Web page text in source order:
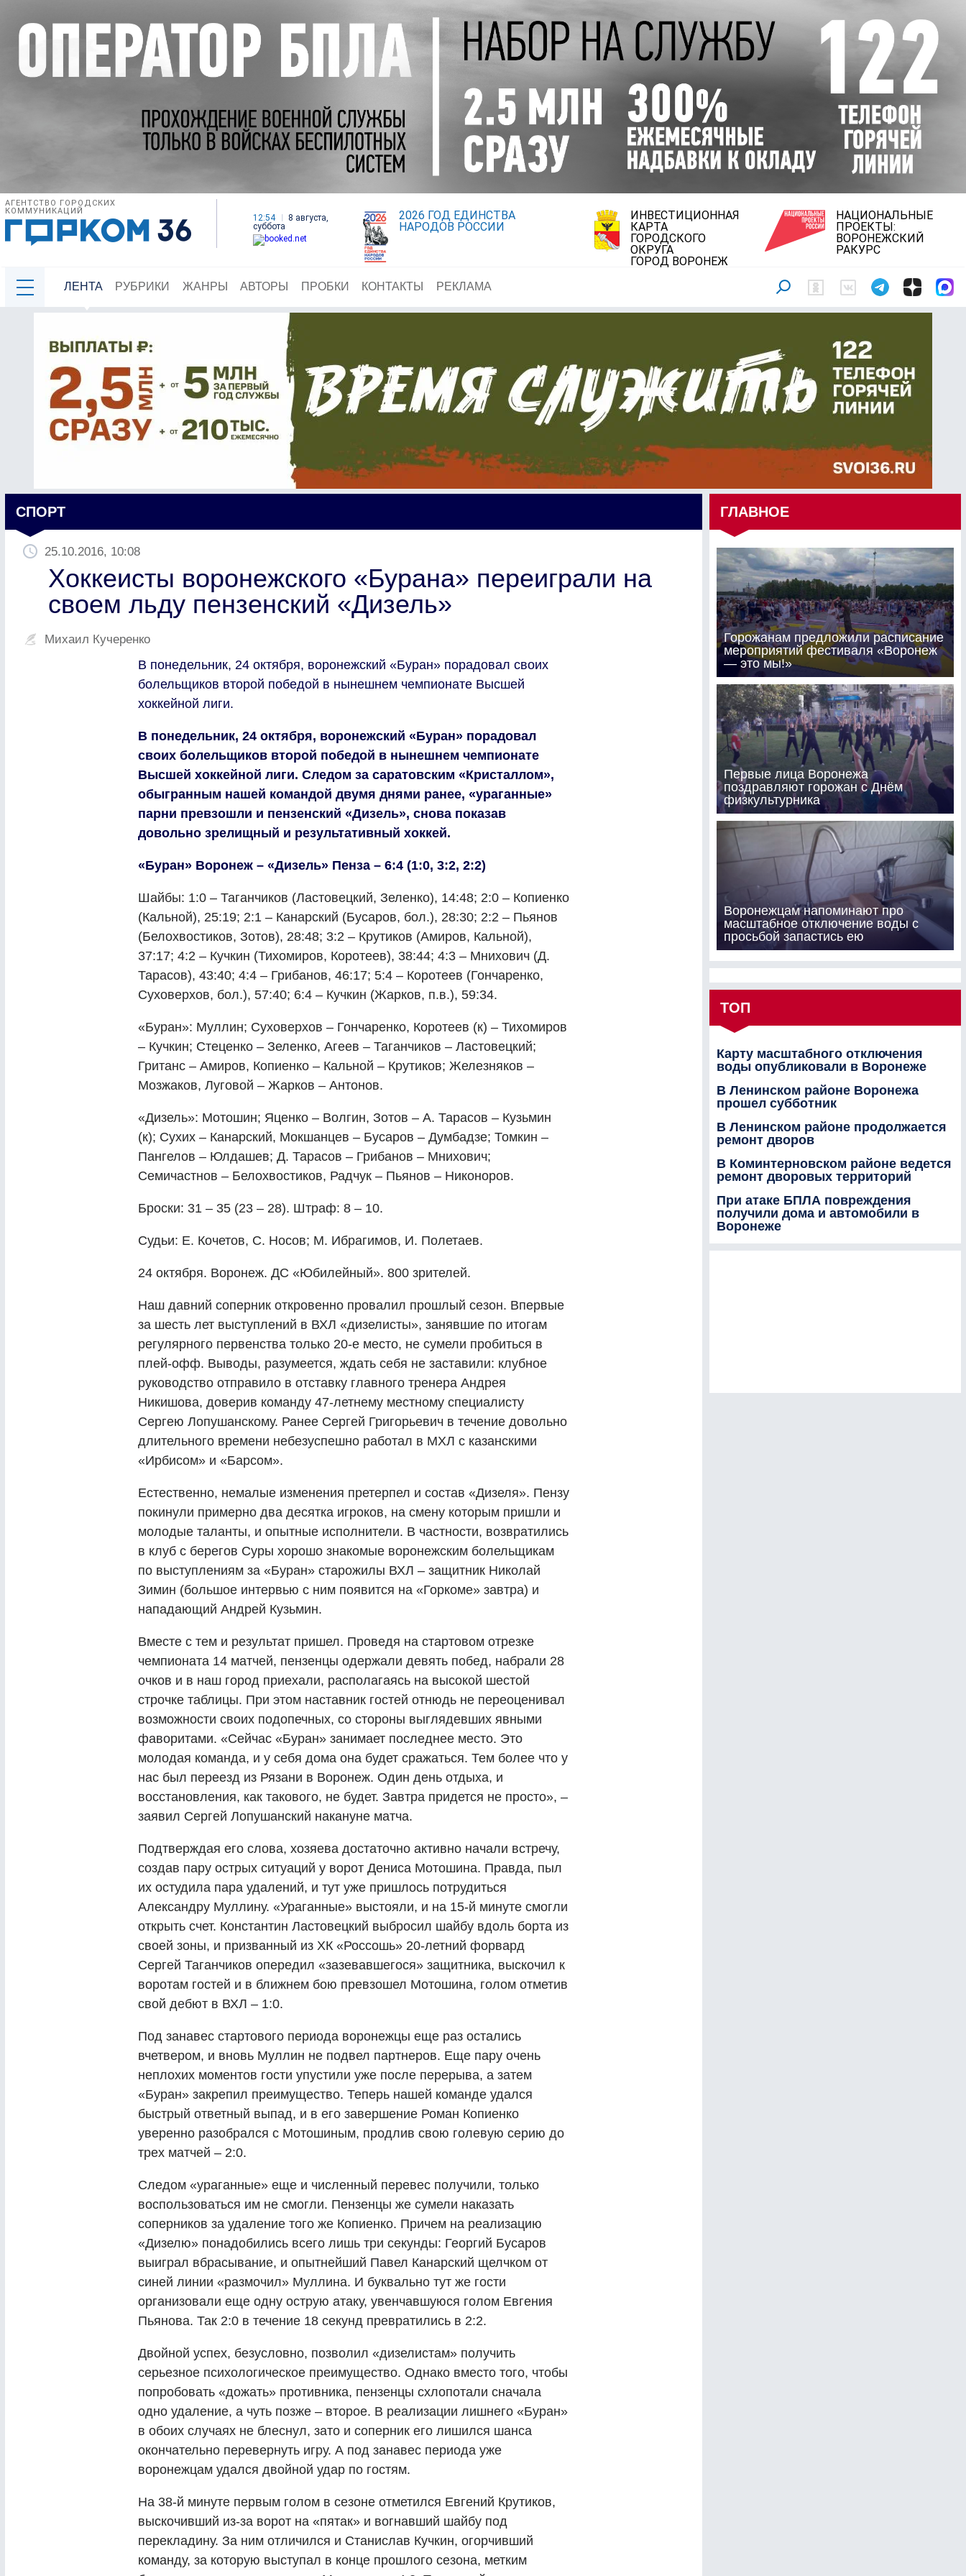
АГЕНТСТВО ГОРОДСКИХ
КОММУНИКАЦИЙ
12:54
8 августа,
суббота
2026 ГОД ЕДИНСТВА
НАРОДОВ РОССИИ
ИНВЕСТИЦИОННАЯ
КАРТА
ГОРОДСКОГО
ОКРУГА
ГОРОД ВОРОНЕЖ
НАЦИОНАЛЬНЫЕ
ПРОЕКТЫ:
ВОРОНЕЖСКИЙ
РАКУРС
ЛЕНТА РУБРИКИ ЖАНРЫ АВТОРЫ ПРОБКИ КОНТАКТЫ РЕКЛАМА
СПОРТ
25.10.2016, 10:08
Хоккеисты воронежского «Бурана» переиграли на
своем льду пензенский «Дизель»
Михаил Кучеренко
В понедельник, 24 октября, воронежский «Буран» порадовал своих
болельщиков второй победой в нынешнем чемпионате Высшей
хоккейной лиги.
В понедельник, 24 октября, воронежский «Буран» порадовал
своих болельщиков второй победой в нынешнем чемпионате
Высшей хоккейной лиги. Следом за саратовским «Кристаллом»,
обыгранным нашей командой двумя днями ранее, «ураганные»
парни превзошли и пензенский «Дизель», снова показав
довольно зрелищный и результативный хоккей.
«Буран» Воронеж – «Дизель» Пенза – 6:4 (1:0, 3:2, 2:2)
Шайбы: 1:0 – Таганчиков (Ластовецкий, Зеленко), 14:48; 2:0 – Копиенко
(Кальной), 25:19; 2:1 – Канарский (Бусаров, бол.), 28:30; 2:2 – Пьянов
(Белохвостиков, Зотов), 28:48; 3:2 – Крутиков (Амиров, Кальной),
37:17; 4:2 – Кучкин (Тихомиров, Коротеев), 38:44; 4:3 – Мнихович (Д.
Тарасов), 43:40; 4:4 – Грибанов, 46:17; 5:4 – Коротеев (Гончаренко,
Суховерхов, бол.), 57:40; 6:4 – Кучкин (Жарков, п.в.), 59:34.
«Буран»: Муллин; Суховерхов – Гончаренко, Коротеев (к) – Тихомиров
– Кучкин; Стеценко – Зеленко, Агеев – Таганчиков – Ластовецкий;
Гританс – Амиров, Копиенко – Кальной – Крутиков; Железняков –
Мозжаков, Луговой – Жарков – Антонов.
«Дизель»: Мотошин; Яценко – Волгин, Зотов – А. Тарасов – Кузьмин
(к); Сухих – Канарский, Мокшанцев – Бусаров – Думбадзе; Томкин –
Пангелов – Юлдашев; Д. Тарасов – Грибанов – Мнихович;
Семичастнов – Белохвостиков, Радчук – Пьянов – Никоноров.
Броски: 31 – 35 (23 – 28). Штраф: 8 – 10.
Судьи: Е. Кочетов, С. Носов; М. Ибрагимов, И. Полетаев.
24 октября. Воронеж. ДС «Юбилейный». 800 зрителей.
Наш давний соперник откровенно провалил прошлый сезон. Впервые
за шесть лет выступлений в ВХЛ «дизелисты», занявшие по итогам
регулярного первенства только 20-е место, не сумели пробиться в
плей-офф. Выводы, разумеется, ждать себя не заставили: клубное
руководство отправило в отставку главного тренера Андрея
Никишова, доверив команду 47-летнему местному специалисту
Сергею Лопушанскому. Ранее Сергей Григорьевич в течение довольно
длительного времени небезуспешно работал в МХЛ с казанскими
«Ирбисом» и «Барсом».
Естественно, немалые изменения претерпел и состав «Дизеля». Пензу
покинули примерно два десятка игроков, на смену которым пришли и
молодые таланты, и опытные исполнители. В частности, возвратились
в клуб с берегов Суры хорошо знакомые воронежским болельщикам
по выступлениям за «Буран» старожилы ВХЛ – защитник Николай
Зимин (большое интервью с ним появится на «Горкоме» завтра) и
нападающий Андрей Кузьмин.
Вместе с тем и результат пришел. Проведя на стартовом отрезке
чемпионата 14 матчей, пензенцы одержали девять побед, набрали 28
очков и в наш город приехали, располагаясь на высокой шестой
строчке таблицы. При этом наставник гостей отнюдь не переоценивал
возможности своих подопечных, со стороны выглядевших явными
фаворитами. «Сейчас «Буран» занимает последнее место. Это
молодая команда, и у себя дома она будет сражаться. Тем более что у
нас был переезд из Рязани в Воронеж. Один день отдыха, и
восстановления, как такового, не будет. Завтра придется не просто», –
заявил Сергей Лопушанский накануне матча.
Подтверждая его слова, хозяева достаточно активно начали встречу,
создав пару острых ситуаций у ворот Дениса Мотошина. Правда, пыл
их остудила пара удалений, и тут уже пришлось потрудиться
Александру Муллину. «Ураганные» выстояли, и на 15-й минуте смогли
открыть счет. Константин Ластовецкий выбросил шайбу вдоль борта из
своей зоны, и призванный из ХК «Россошь» 20-летний форвард
Сергей Таганчиков опередил «зазевавшегося» защитника, выскочил к
воротам гостей и в ближнем бою превзошел Мотошина, голом отметив
свой дебют в ВХЛ – 1:0.
Под занавес стартового периода воронежцы еще раз остались
вчетвером, и вновь Муллин не подвел партнеров. Еще пару очень
неплохих моментов гости упустили уже после перерыва, а затем
«Буран» закрепил преимущество. Теперь нашей команде удался
быстрый ответный выпад, и в его завершение Роман Копиенко
уверенно разобрался с Мотошиным, продлив свою голевую серию до
трех матчей – 2:0.
Следом «ураганные» еще и численный перевес получили, только
воспользоваться им не смогли. Пензенцы же сумели наказать
соперников за удаление того же Копиенко. Причем на реализацию
«Дизелю» понадобились всего лишь три секунды: Георгий Бусаров
выиграл вбрасывание, и опытнейший Павел Канарский щелчком от
синей линии «размочил» Муллина. И буквально тут же гости
организовали еще одну острую атаку, увенчавшуюся голом Евгения
Пьянова. Так 2:0 в течение 18 секунд превратились в 2:2.
Двойной успех, безусловно, позволил «дизелистам» получить
серьезное психологическое преимущество. Однако вместо того, чтобы
попробовать «дожать» противника, пензенцы схлопотали сначала
одно удаление, а чуть позже – второе. В реализации лишнего «Буран»
в обоих случаях не блеснул, зато и соперник его лишился шанса
окончательно перевернуть игру. А под занавес периода уже
воронежцам удался двойной удар по гостям.
На 38-й минуте первым голом в сезоне отметился Евгений Крутиков,
выскочивший из-за ворот на «пятак» и вогнавший шайбу под
перекладину. За ним отличился и Станислав Кучкин, огорчивший
команду, за которую выступал в конце прошлого сезона, метким
ГЛАВНОЕ
Горожанам предложили расписание
мероприятий фестиваля «Воронеж
— это мы!»
Первые лица Воронежа
поздравляют горожан с Днём
физкультурника
Воронежцам напоминают про
масштабное отключение воды с
просьбой запастись ею
ТОП
Карту масштабного отключения
воды опубликовали в Воронеже
В Ленинском районе Воронежа
прошел субботник
В Ленинском районе продолжается
ремонт дворов
В Коминтерновском районе ведется
ремонт дворовых территорий
При атаке БПЛА повреждения
получили дома и автомобили в
Воронеже